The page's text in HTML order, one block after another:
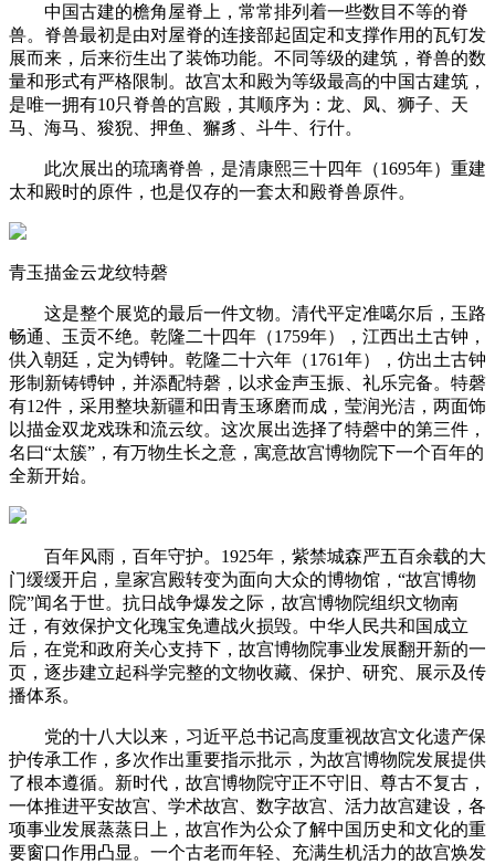
中国古建的檐角屋脊上，常常排列着一些数目不等的脊
兽。脊兽最初是由对屋脊的连接部起固定和支撑作用的瓦钉发
展而来，后来衍生出了装饰功能。不同等级的建筑，脊兽的数
量和形式有严格限制。故宫太和殿为等级最高的中国古建筑，
是唯一拥有10只脊兽的宫殿，其顺序为：龙、凤、狮子、天
马、海马、狻猊、押鱼、獬豸、斗牛、行什。
此次展出的琉璃脊兽，是清康熙三十四年（1695年）重建
太和殿时的原件，也是仅存的一套太和殿脊兽原件。
青玉描金云龙纹特磬
这是整个展览的最后一件文物。清代平定准噶尔后，玉路
畅通、玉贡不绝。乾隆二十四年（1759年），江西出土古钟，
供入朝廷，定为镈钟。乾隆二十六年（1761年），仿出土古钟
形制新铸镈钟，并添配特磬，以求金声玉振、礼乐完备。特磬
有12件，采用整块新疆和田青玉琢磨而成，莹润光洁，两面饰
以描金双龙戏珠和流云纹。这次展出选择了特磬中的第三件，
名曰“太簇”，有万物生长之意，寓意故宫博物院下一个百年的
全新开始。
百年风雨，百年守护。1925年，紫禁城森严五百余载的大
门缓缓开启，皇家宫殿转变为面向大众的博物馆，“故宫博物
院”闻名于世。抗日战争爆发之际，故宫博物院组织文物南
迁，有效保护文化瑰宝免遭战火损毁。中华人民共和国成立
后，在党和政府关心支持下，故宫博物院事业发展翻开新的一
页，逐步建立起科学完整的文物收藏、保护、研究、展示及传
播体系。
党的十八大以来，习近平总书记高度重视故宫文化遗产保
护传承工作，多次作出重要指示批示，为故宫博物院发展提供
了根本遵循。新时代，故宫博物院守正不守旧、尊古不复古，
一体推进平安故宫、学术故宫、数字故宫、活力故宫建设，各
项事业发展蒸蒸日上，故宫作为公众了解中国历史和文化的重
要窗口作用凸显。一个古老而年轻、充满生机活力的故宫焕发